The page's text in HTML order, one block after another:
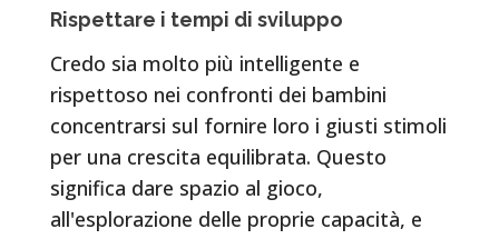
Rispettare i tempi di sviluppo
Credo sia molto più intelligente e
rispettoso nei confronti dei bambini
concentrarsi sul fornire loro i giusti stimoli
per una crescita equilibrata. Questo
significa dare spazio al gioco,
all'esplorazione delle proprie capacità, e